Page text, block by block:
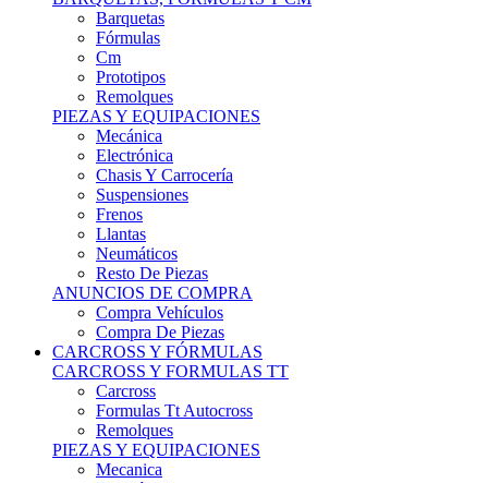
Compra Vehículos
Compra De Piezas
CARCROSS Y FÓRMULAS
CARCROSS Y FORMULAS TT
Carcross
Formulas Tt Autocross
Remolques
PIEZAS Y EQUIPACIONES
Mecanica
Electrónica
Chasis Y Carrocería
Suspensiones
Frenos
Llantas
Neumáticos
Resto De Piezas
Equipación Piloto
ANUNCIOS DE COMPRA
Compra De Cc Y Tt
Compra De Piezas
4X4 Y OFFROAD
VEHÍCULOS 4X4
Prototipos
Venta De Side By Side